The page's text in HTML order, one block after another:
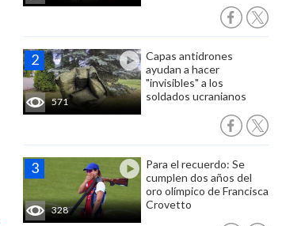
571
Capas antidrones
ayudan a hacer
"invisibles" a los
soldados ucranianos
328
Para el recuerdo: Se
cumplen dos años del
oro olímpico de Francisca
Crovetto